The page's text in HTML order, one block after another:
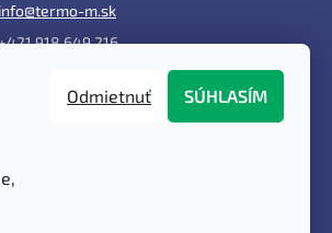
Odmietnuť SÚHLASÍM
info@termo-m.sk
918 649 216